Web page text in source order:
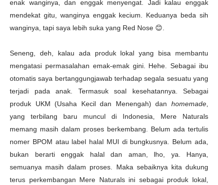
enak wanginya, dan enggak menyengat. Jadi kalau enggak
mendekat gitu, wanginya enggak kecium. Keduanya beda sih
wanginya, tapi saya lebih suka yang Red Nose 😊
Seneng, deh, kalau ada produk lokal yang bisa membantu
mengatasi permasalahan emak-emak gini. Hehe. Sebagai ibu
otomatis saya bertanggungjawab terhadap segala sesuatu yang
terjadi pada anak. Termasuk soal kesehatannya. Sebagai
produk UKM (Usaha Kecil dan Menengah) dan homemade
yang terbilang baru muncul di Indonesia, Mere Naturals
memang masih dalam proses berkembang. Belum ada tertulis
nomer BPOM atau label halal MUI di bungkusnya. Belum ada,
bukan berarti enggak halal dan aman, lho, ya. Hanya,
semuanya masih dalam proses. Maka sebaiknya kita dukung
terus perkembangan Mere Naturals ini sebagai produk lokal,